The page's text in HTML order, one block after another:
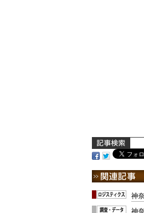
神
神